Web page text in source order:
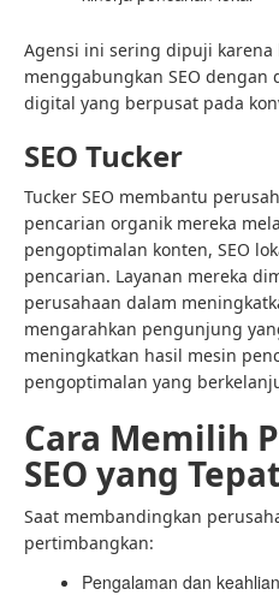
Agensi ini sering dipuji karena
menggabungkan SEO
digital yang berpusat pada
SEO Tucker
Tucker SEO membantu
pencarian organik mereka
pengoptimalan konten, SEO
pencarian. Layanan mereka
perusahaan dalam
mengarahkan pengunjung
meningkatkan hasil mesin
pengoptimalan yang
Cara Memilih
SEO yang
Saat membandingkan
pertimbangkan:
Pengalaman dan